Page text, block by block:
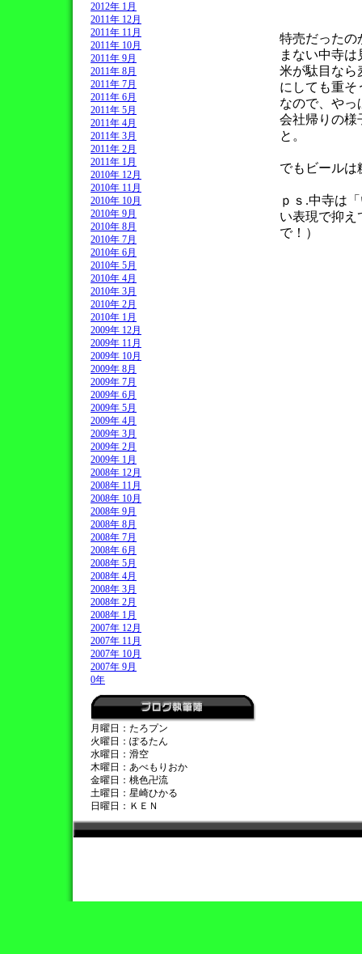
2012年 1月
2011年 12月
2011年 11月
2011年 10月
2011年 9月
2011年 8月
2011年 7月
2011年 6月
2011年 5月
2011年 4月
2011年 3月
2011年 2月
2011年 1月
2010年 12月
2010年 11月
2010年 10月
2010年 9月
2010年 8月
2010年 7月
2010年 6月
2010年 5月
2010年 4月
2010年 3月
2010年 2月
2010年 1月
2009年 12月
2009年 11月
2009年 10月
2009年 8月
2009年 7月
2009年 6月
2009年 5月
2009年 4月
2009年 3月
2009年 2月
2009年 1月
2008年 12月
2008年 11月
2008年 10月
2008年 9月
2008年 8月
2008年 7月
2008年 6月
2008年 5月
2008年 4月
2008年 3月
2008年 2月
2008年 1月
2007年 12月
2007年 11月
2007年 10月
2007年 9月
0年
月曜日：たろプン
火曜日：ぽるたん
水曜日：滑空
木曜日：あべもりおか
金曜日：桃色卍流
土曜日：星崎ひかる
日曜日：ＫＥＮ
特売だったの
まない中寺
米が駄目なら
にしても重そ
なので、やっ
会社帰りの様
と。
でもビールは
ｐｓ.中寺は
い表現で抑
で！）